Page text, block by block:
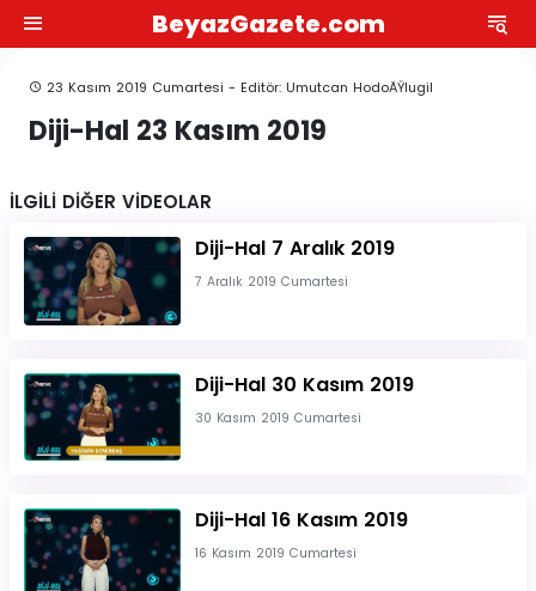
BeyazGazete.com
23 Kasım 2019 Cumartesi - Editör: Umutcan HodoÄŸlugil
Diji-Hal 23 Kasım 2019
İLGİLİ DİĞER VİDEOLAR
Diji-Hal 7 Aralık 2019
7 Aralık 2019 Cumartesi
Diji-Hal 30 Kasım 2019
30 Kasım 2019 Cumartesi
Diji-Hal 16 Kasım 2019
16 Kasım 2019 Cumartesi